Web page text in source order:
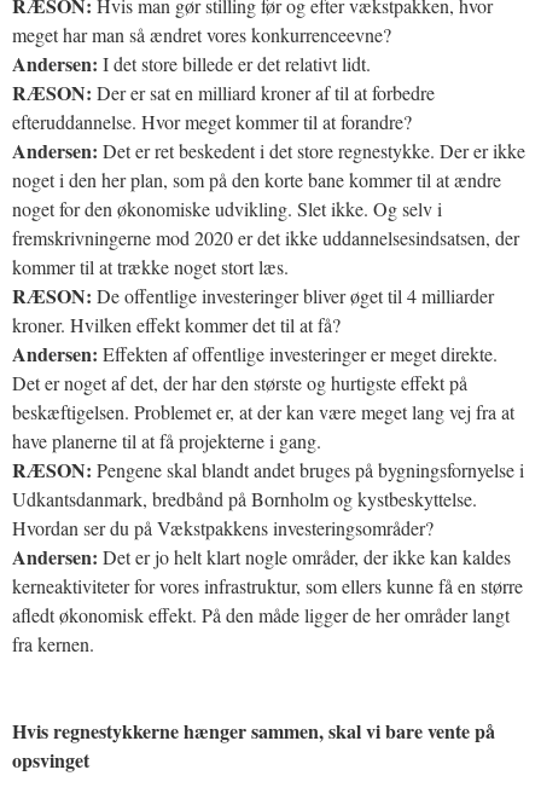
RÆSON: Hvis man gør stilling før og efter vækstpakken, hvor
meget har man så ændret vores konkurrenceevne?
Andersen: I det store billede er det relativt lidt.
RÆSON: Der er sat en milliard kroner af til at forbedre
efteruddannelse. Hvor meget kommer til at forandre?
Andersen: Det er ret beskedent i det store regnestykke. Der er ikke
noget i den her plan, som på den korte bane kommer til at ændre
noget for den økonomiske udvikling. Slet ikke. Og selv i
fremskrivningerne mod 2020 er det ikke uddannelsesindsatsen, der
kommer til at trække noget stort læs.
RÆSON: De offentlige investeringer bliver øget til 4 milliarder
kroner. Hvilken effekt kommer det til at få?
Andersen: Effekten af offentlige investeringer er meget direkte.
Det er noget af det, der har den største og hurtigste effekt på
beskæftigelsen. Problemet er, at der kan være meget lang vej fra at
have planerne til at få projekterne i gang.
RÆSON: Pengene skal blandt andet bruges på bygningsfornyelse i
Udkantsdanmark, bredbånd på Bornholm og kystbeskyttelse.
Hvordan ser du på Vækstpakkens investeringsområder?
Andersen: Det er jo helt klart nogle områder, der ikke kan kaldes
kerneaktiviteter for vores infrastruktur, som ellers kunne få en større
afledt økonomisk effekt. På den måde ligger de her områder langt
fra kernen.
Hvis regnestykkerne hænger sammen, skal vi bare vente på
opsvinget